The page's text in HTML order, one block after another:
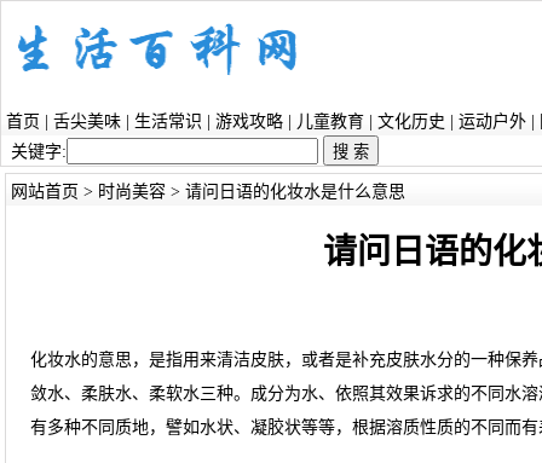
首页 舌尖美味 生活常识 游戏攻略 儿童教育 文化历史 运动户外
关键字:
网站首页 > 时尚美容> 请问日语的化妆水是什么意思
请问日语的化
化妆水的意思，是指用来清洁皮肤，或者是补充皮肤水分的一种保
敛水、柔肤水、柔软水三种。成分为水、依照其效果诉求的不同水
有多种不同质地，譬如水状、凝胶状等等，根据溶质性质的不同而有